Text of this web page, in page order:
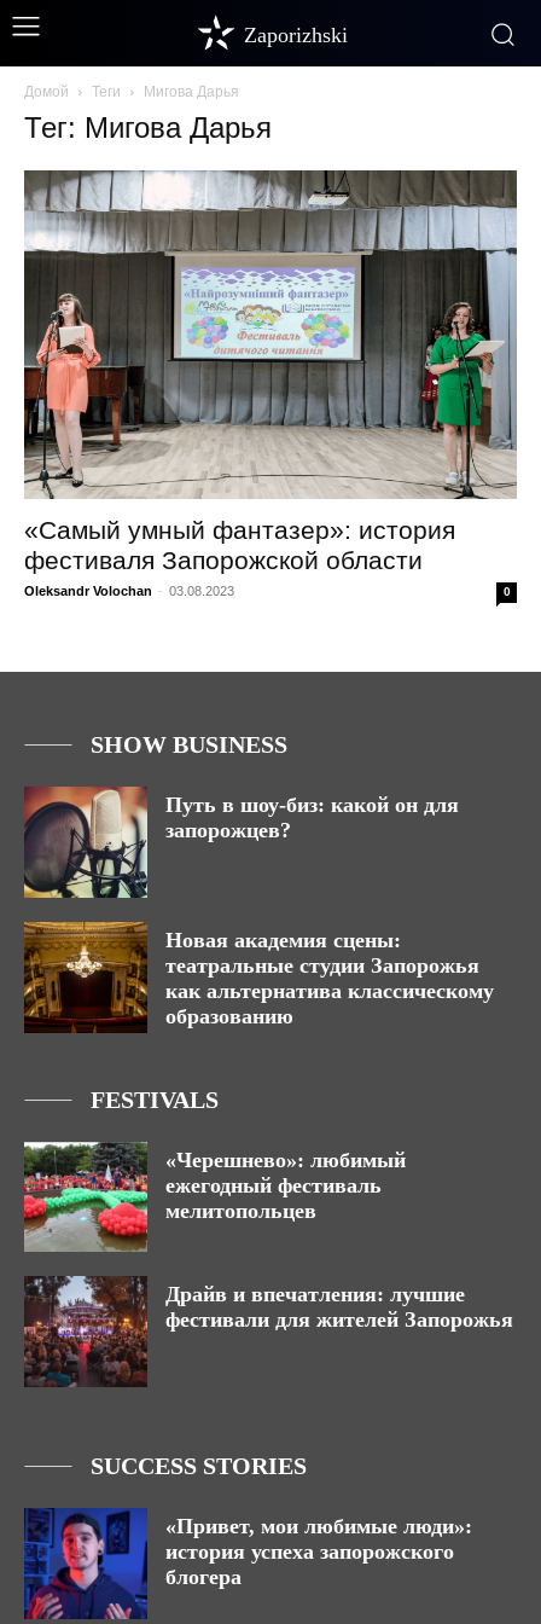
Zaporizhski
Домой Теги Мигова Дарья
Тег: Мигова Дарья
«Самый умный фантазер»: история
фестиваля Запорожской области
Oleksandr Volochan - 03.08.2023 0
SHOW BUSINESS
Путь в шоу-биз: какой он для
запорожцев?
Новая академия сцены:
театральные студии Запорожья
как альтернатива классическому
образованию
FESTIVALS
«Черешнево»: любимый
ежегодный фестиваль
мелитопольцев
Драйв и впечатления: лучшие
фестивали для жителей Запорожья
SUCCESS STORIES
«Привет, мои любимые люди»:
история успеха запорожского
блогера